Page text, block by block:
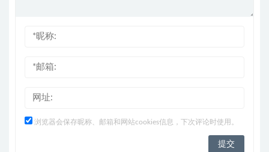
浏览器会保存昵称、邮箱和网站cookies信息，下次评论时使用。